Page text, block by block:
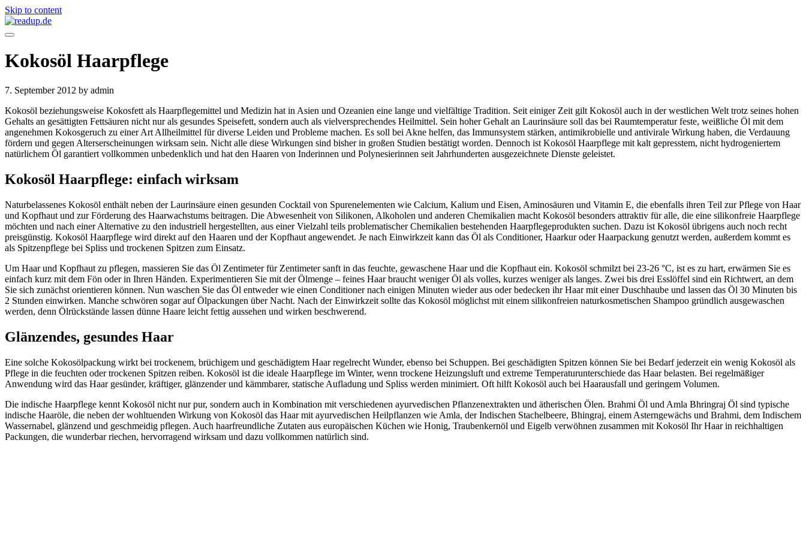
Skip to content
Kokosöl Haarpflege
7. September 2012 by admin
Kokosöl beziehungsweise Kokosfett als Haarpflegemittel und Medizin hat in Asien und Ozeanien eine lange und vielfältige Tradition. Seit einiger Zeit gilt Kokosöl auch in der westlichen Welt trotz seines hohen
Gehalts an gesättigten Fettsäuren nicht nur als gesundes Speisefett, sondern auch als vielversprechendes Heilmittel. Sein hoher Gehalt an Laurinsäure soll das bei Raumtemperatur feste, weißliche Öl mit dem
angenehmen Kokosgeruch zu einer Art Allheilmittel für diverse Leiden und Probleme machen. Es soll bei Akne helfen, das Immunsystem stärken, antimikrobielle und antivirale Wirkung haben, die Verdauung
fördern und gegen Alterserscheinungen wirksam sein. Nicht alle diese Wirkungen sind bisher in großen Studien bestätigt worden. Dennoch ist Kokosöl Haarpflege mit kalt gepresstem, nicht hydrogeniertem
natürlichem Öl garantiert vollkommen unbedenklich und hat den Haaren von Inderinnen und Polynesierinnen seit Jahrhunderten ausgezeichnete Dienste geleistet.
Kokosöl Haarpflege: einfach wirksam
Naturbelassenes Kokosöl enthält neben der Laurinsäure einen gesunden Cocktail von Spurenelementen wie Calcium, Kalium und Eisen, Aminosäuren und Vitamin E, die ebenfalls ihren Teil zur Pflege von Haar
und Kopfhaut und zur Förderung des Haarwachstums beitragen. Die Abwesenheit von Silikonen, Alkoholen und anderen Chemikalien macht Kokosöl besonders attraktiv für alle, die eine silikonfreie Haarpflege
möchten und nach einer Alternative zu den industriell hergestellten, aus einer Vielzahl teils problematischer Chemikalien bestehenden Haarpflegeprodukten suchen. Dazu ist Kokosöl übrigens auch noch recht
preisgünstig. Kokosöl Haarpflege wird direkt auf den Haaren und der Kopfhaut angewendet. Je nach Einwirkzeit kann das Öl als Conditioner, Haarkur oder Haarpackung genutzt werden, außerdem kommt es
als Spitzenpflege bei Spliss und trockenen Spitzen zum Einsatz.
Um Haar und Kopfhaut zu pflegen, massieren Sie das Öl Zentimeter für Zentimeter sanft in das feuchte, gewaschene Haar und die Kopfhaut ein. Kokosöl schmilzt bei 23-26 °C, ist es zu hart, erwärmen Sie es
einfach kurz mit dem Fön oder in Ihren Händen. Experimentieren Sie mit der Ölmenge – feines Haar braucht weniger Öl als volles, kurzes weniger als langes. Zwei bis drei Esslöffel sind ein Richtwert, an dem
Sie sich zunächst orientieren können. Nun waschen Sie das Öl entweder wie einen Conditioner nach einigen Minuten wieder aus oder bedecken ihr Haar mit einer Duschhaube und lassen das Öl 30 Minuten bis
2 Stunden einwirken. Manche schwören sogar auf Ölpackungen über Nacht. Nach der Einwirkzeit sollte das Kokosöl möglichst mit einem silikonfreien naturkosmetischen Shampoo gründlich ausgewaschen
werden, denn Ölrückstände lassen dünne Haare leicht fettig aussehen und wirken beschwerend.
Glänzendes, gesundes Haar
Eine solche Kokosölpackung wirkt bei trockenem, brüchigem und geschädigtem Haar regelrecht Wunder, ebenso bei Schuppen. Bei geschädigten Spitzen können Sie bei Bedarf jederzeit ein wenig Kokosöl als
Pflege in die feuchten oder trockenen Spitzen reiben. Kokosöl ist die ideale Haarpflege im Winter, wenn trockene Heizungsluft und extreme Temperaturunterschiede das Haar belasten. Bei regelmäßiger
Anwendung wird das Haar gesünder, kräftiger, glänzender und kämmbarer, statische Aufladung und Spliss werden minimiert. Oft hilft Kokosöl auch bei Haarausfall und geringem Volumen.
Die indische Haarpflege kennt Kokosöl nicht nur pur, sondern auch in Kombination mit verschiedenen ayurvedischen Pflanzenextrakten und ätherischen Ölen. Brahmi Öl und Amla Bhringraj Öl sind typische
indische Haaröle, die neben der wohltuenden Wirkung von Kokosöl das Haar mit ayurvedischen Heilpflanzen wie Amla, der Indischen Stachelbeere, Bhingraj, einem Asterngewächs und Brahmi, dem Indischem
Wassernabel, glänzend und geschmeidig pflegen. Auch haarfreundliche Zutaten aus europäischen Küchen wie Honig, Traubenkernöl und Eigelb verwöhnen zusammen mit Kokosöl Ihr Haar in reichhaltigen
Packungen, die wunderbar riechen, hervorragend wirksam und dazu vollkommen natürlich sind.